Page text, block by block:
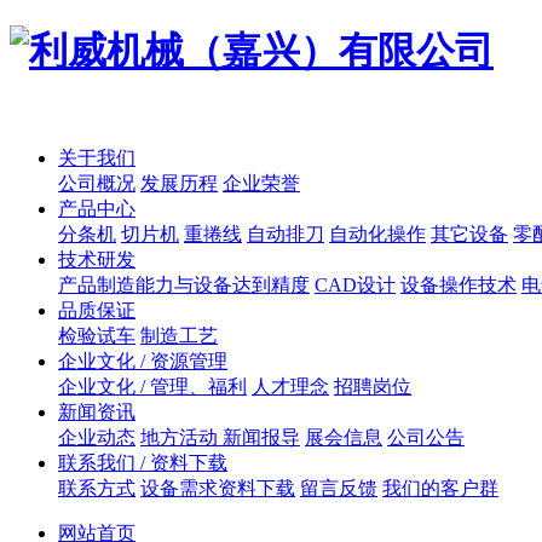
关于我们
公司概况 发展历程 企业荣誉
产品中心
分条机 切片机 重捲线 自动排刀 自动化操作 其它设备 零
技术研发
产品制造能力与设备达到精度 CAD设计 设备操作技术
品质保证
检验试车 制造工艺
企业文化 / 资源管理
企业文化 / 管理、福利
人才理念 招聘岗位
新闻资讯
企业动态 地方活动 新闻报导 展会信息 公司公告
联系我们 / 资料下载
联系方式 设备需求资料下载 留言反馈 我们的客户群
网站首页